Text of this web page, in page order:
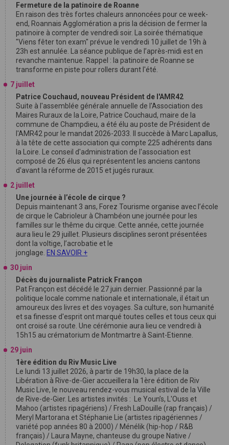
Fermeture de la patinoire de Roanne
En raison des très fortes chaleurs annoncées pour ce week-
end, Roannais Agglomération a pris la décision de fermer la
patinoire à compter de vendredi soir. La soirée thématique
"Viens fêter ton exam" prévue le vendredi 10 juillet de 19h à
23h est annulée. La séance publique de l’après-midi est en
revanche maintenue. Rappel : la patinoire de Roanne se
transforme en piste pour rollers durant l'été.
7 juillet
Patrice Couchaud, nouveau Président de l'AMR42
Suite à l'assemblée générale annuelle de l'Association des
Maires Ruraux de la Loire, Patrice Couchaud, maire de la
commune de Champdieu, a été élu au poste de Président de
l'AMR42 pour le mandat 2026-2033. Il succède à Marc Lapallus,
à la tête de cette association qui compte 225 adhérents dans
la Loire. Le conseil d'administration de l'association est
composé de 26 élus qui représentent les anciens cantons
d'avant la réforme de 2015 et jugés ruraux.
2 juillet
Une journée à l’école de cirque ?
Depuis maintenant 3 ans, Forez Tourisme organise avec l’école
de cirque le Cabrioleur à Chambéon une journée pour les
familles sur le thême du cirque. Cette année, cette journée
aura lieu le 29 juillet. Plusieurs disciplines seront présentées
dont la voltige, l’acrobatie et le
jonglage. EN SAVOIR +
30 juin
Décès du journaliste Patrick Françon
Pat Françon est décédé le 27 juin dernier. Passionné par la
politique locale comme nationale et internationale, il était un
amoureux des livres et des voyages. Sa culture, son humanité
et sa finesse d'esprit ont marqué toutes celles et tous ceux qui
ont croisé sa route. Une cérémonie aura lieu ce vendredi à
15h15 au crématorium de Montmartre à Saint-Etienne.
29 juin
1ère édition du Riv Music Live
Le lundi 13 juillet 2026, à partir de 19h30, la place de la
Libération à Rive-de-Gier accueillera la 1ère édition de Riv
Music Live, le nouveau rendez-vous musical estival de la Ville
de Rive-de-Gier. Les artistes invités : Le Youn’s, L'Ouss et
Mahoo (artistes ripagériens) / Fresh LaDouille (rap français) /
Meryl Martorana et Stéphanie Lie (artistes ripagériennes /
variété pop années 80 à 2000) / Ménélik (hip-hop / R&B
français) / Laura Mayne, chanteuse du groupe Native /